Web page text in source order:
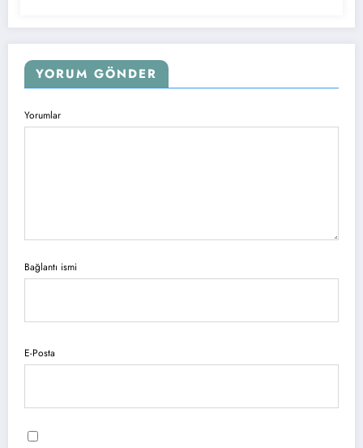
YORUM GÖNDER
Yorumlar
Bağlantı ismi
E-Posta